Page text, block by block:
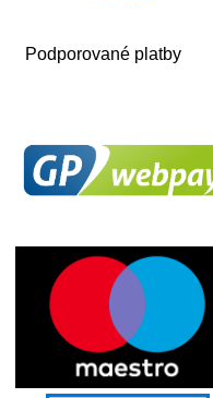
Podporované platby